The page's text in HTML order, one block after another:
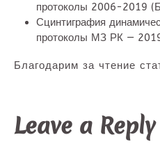
протоколы 2006-2019
Сцинтиграфия
протоколы МЗ РК —
Благодарим за чтение
Leave a Reply